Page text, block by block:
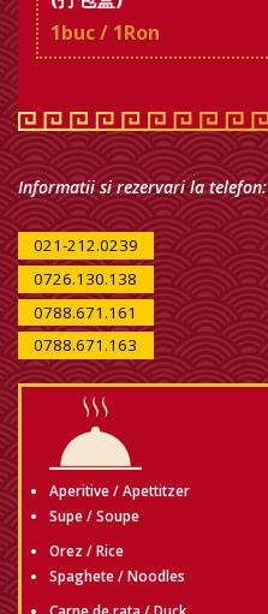
1buc / 1Ron
Informatii si rezervari la telefon:
021-212.0239
0726.130.138
0788.671.161
0788.671.163
Aperitive / Apettitzer
Supe / Soupe
Orez / Rice
Spaghete / Noodles